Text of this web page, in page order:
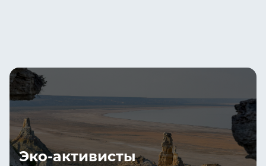
Эко-активисты